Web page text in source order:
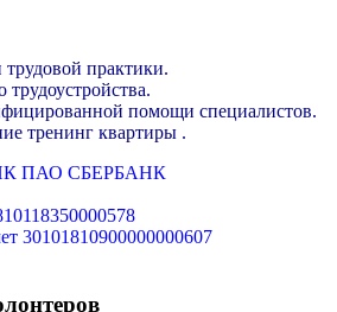
практики.
помощи специалистов.
тренинг квартиры .
ПАО СБЕРБАНК
30101810900000000607